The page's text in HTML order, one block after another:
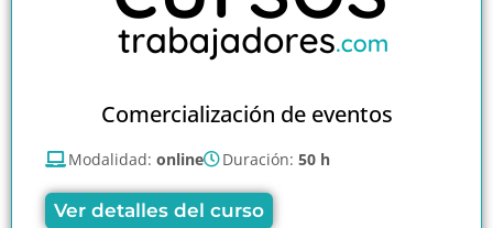
Comercialización de eventos
Modalidad: online Duración: 50 h
Ver detalles del curso